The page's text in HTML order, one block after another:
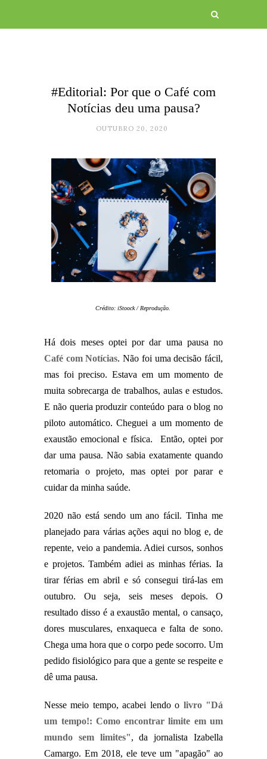
#Editorial: Por que o Café com
Notícias deu uma pausa?
OUTUBRO 20, 2020
Crédito: iStoock / Reprodução.
Há dois meses optei por dar uma pausa no
Café com Notícias. Não foi uma decisão fácil,
mas foi preciso. Estava em um momento de
muita sobrecarga de trabalhos, aulas e estudos.
E não queria produzir conteúdo para o blog no
piloto automático. Cheguei a um momento de
exaustão emocional e física. Então, optei por
dar uma pausa. Não sabia exatamente quando
retomaria o projeto, mas optei por parar e
cuidar da minha saúde.
2020 não está sendo um ano fácil. Tinha me
planejado para várias ações aqui no blog e, de
repente, veio a pandemia. Adiei cursos, sonhos
e projetos. Também adiei as minhas férias. Ia
tirar férias em abril e só consegui tirá-las em
outubro. Ou seja, seis meses depois. O
resultado disso é a exaustão mental, o cansaço,
dores musculares, enxaqueca e falta de sono.
Chega uma hora que o corpo pede socorro. Um
pedido fisiológico para que a gente se respeite e
dê uma pausa.
Nesse meio tempo, acabei lendo o livro "Dá
um tempo!: Como encontrar limite em um
mundo sem limites", da jornalista Izabella
Camargo. Em 2018, ele teve um "apagão" ao